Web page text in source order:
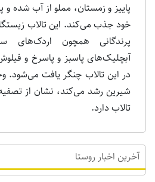
پاییز و زمستان، مملو از آب شده و
خود جذب می‌کند. این تالاب
پرندگانی همچون اردک‌های
آبچلیک‌های پاسبز و پاسرخ و
در این تالاب چنگر یافت
شیرین رشد می‌کند، نشان از
تالاب دارد.
آخرین اخبار روستا